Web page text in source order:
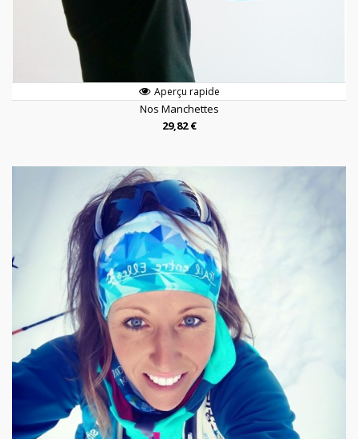
Aperçu rapide
Nos Manchettes
29,82 €